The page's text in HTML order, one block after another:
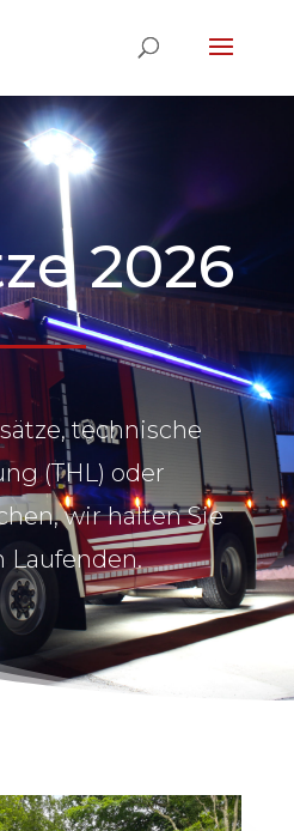
2026
technische
(THL) oder
wir halten Sie
Laufenden.